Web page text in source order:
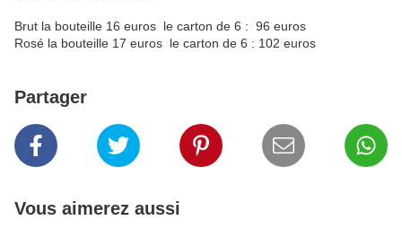
Brut la bouteille 16 euros le carton de 6 : 96 euros
Rosé la bouteille 17 euros le carton de 6 : 102 euros
Partager
Vous aimerez aussi